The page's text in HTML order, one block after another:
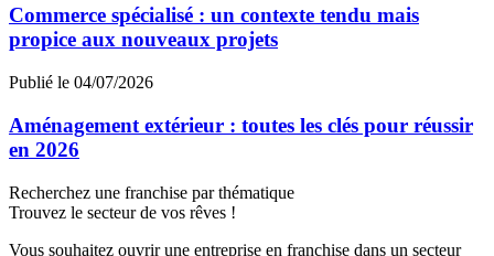
Commerce spécialisé : un contexte tendu mais
propice aux nouveaux projets
Publié le 04/07/2026
Aménagement extérieur : toutes les clés pour réussir
en 2026
Recherchez une franchise par thématique
Trouvez le secteur de vos rêves !
Vous souhaitez ouvrir une entreprise en franchise dans un secteur